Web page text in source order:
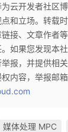
为云开发者社区
和立场。转载
链接、文章作者
如果您发现本
报，并提供相
内容，举报邮箱
媒体处理 MPC